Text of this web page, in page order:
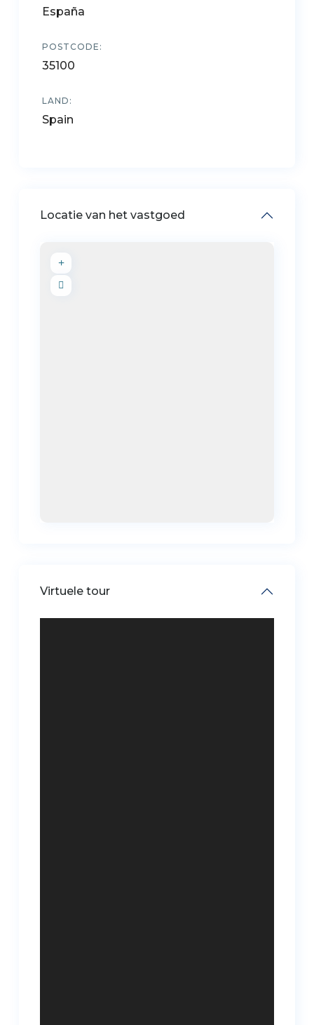
España
POSTCODE:
35100
LAND:
Spain
Locatie van het vastgoed
Virtuele tour